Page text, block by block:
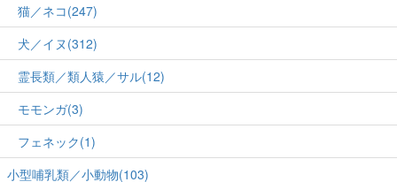
猫／ネコ(247)
犬／イヌ(312)
霊長類／類人猿／サル(12)
モモンガ(3)
フェネック(1)
小型哺乳類／小動物(103)